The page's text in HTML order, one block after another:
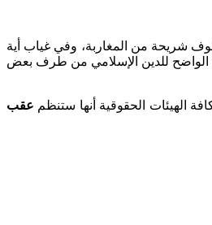
عشوائية في صفوف شريحة من المغاربة، وفي غياب أية
الواضح للدين الإسلامي من طرف بعض
الهيئات الحقوقية أنها ستنظم عقب